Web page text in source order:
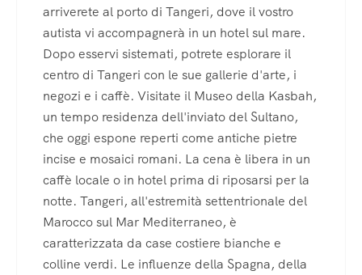
arriverete al porto di Tangeri, dove il vostro
autista vi accompagnerà in un hotel sul mare.
Dopo esservi sistemati, potrete esplorare il
centro di Tangeri con le sue gallerie d'arte, i
negozi e i caffè. Visitate il Museo della Kasbah,
un tempo residenza dell'inviato del Sultano,
che oggi espone reperti come antiche pietre
incise e mosaici romani. La cena è libera in un
caffè locale o in hotel prima di riposarsi per la
notte. Tangeri, all'estremità settentrionale del
Marocco sul Mar Mediterraneo, è
caratterizzata da case costiere bianche e
colline verdi. Le influenze della Spagna, della